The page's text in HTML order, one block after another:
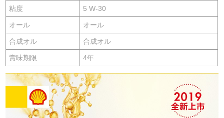
粘度 5 W-30
オール オール
合成オル 合成オル
賞味期限 4年